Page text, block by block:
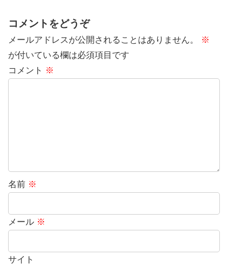
コメントをどうぞ
メールアドレスが公開されることはありません。
※
が付いている欄は必須項目です
コメント ※
名前 ※
メール ※
サイト